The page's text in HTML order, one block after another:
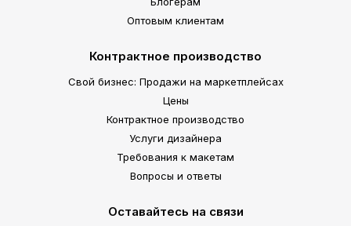
Оптовым клиентам
Контрактное производство
Свой бизнес: Продажи на маркетплейсах
Цены
Контрактное производство
Услуги дизайнера
Требования к макетам
Вопросы и ответы
Оставайтесь на связи